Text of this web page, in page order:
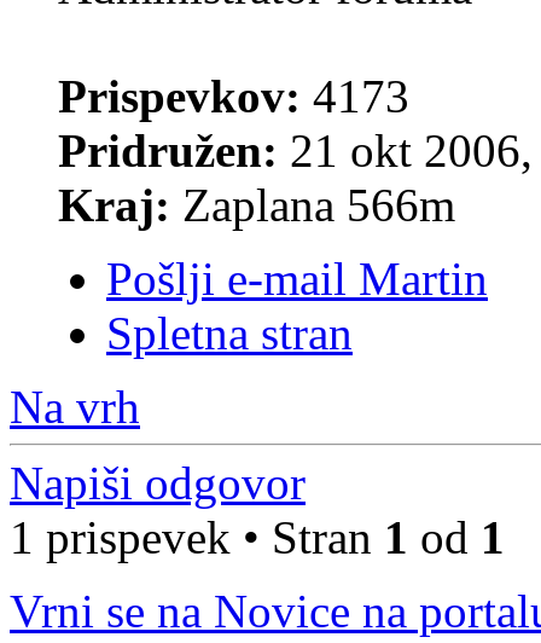
Prispevkov: 4173
Pridružen: 21 okt
Kraj: Zaplana 566m
Pošlji e-mail Martin
Spletna stran
Na vrh
Napiši odgovor
1 prispevek • Stran 1 od 1
Vrni se na Novice na